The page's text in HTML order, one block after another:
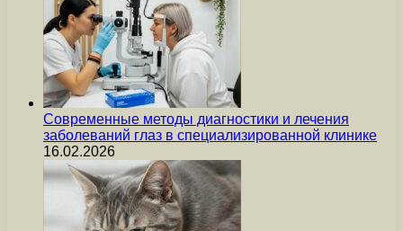
Современные методы диагностики и лечения
заболеваний глаз в специализированной клинике
16.02.2026